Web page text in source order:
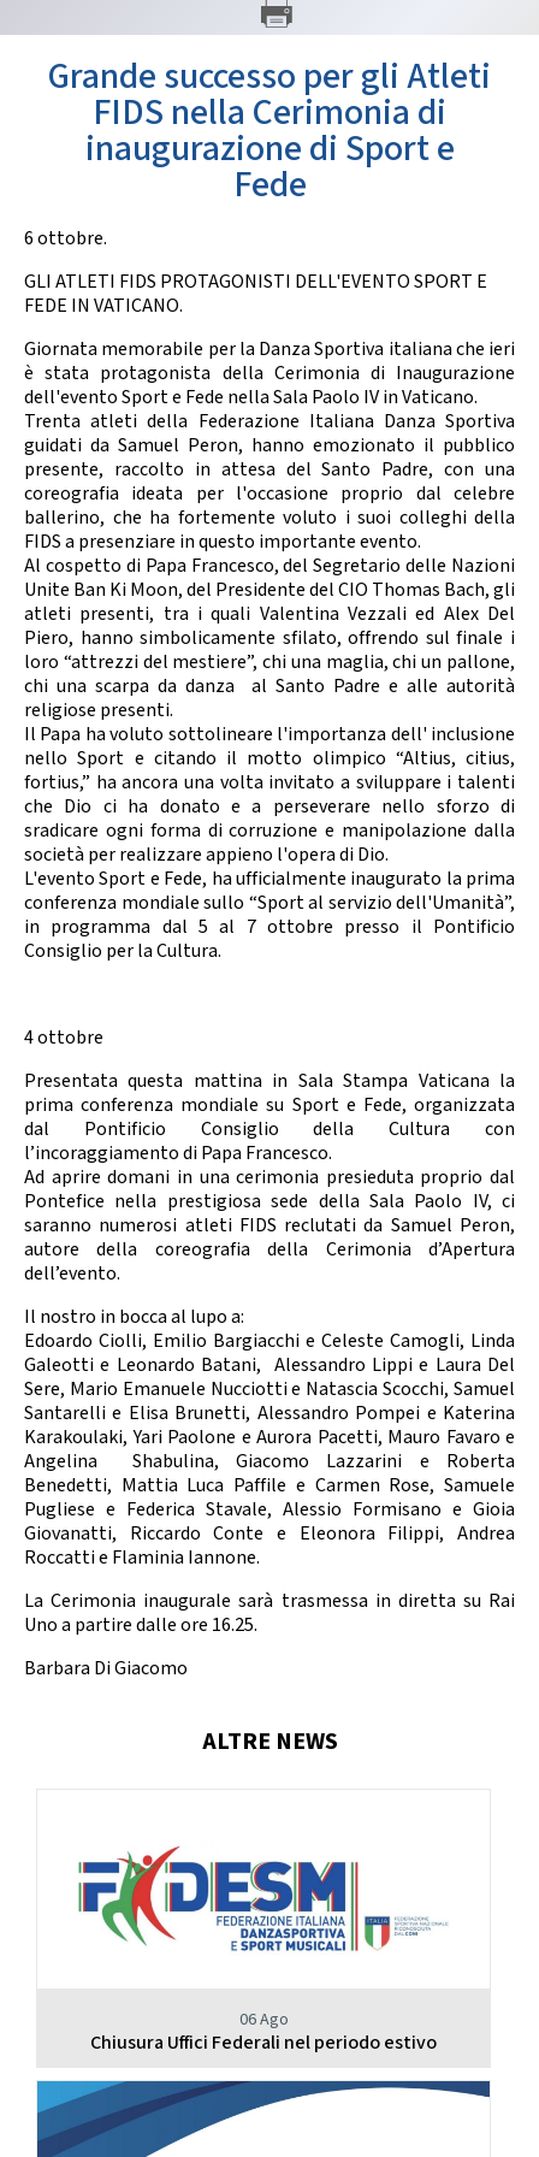
GARE
Formazione Albo Soci
Calendario Gare Media
Grande successo per gli Atleti
FIDS nella Cerimonia di
inaugurazione di Sport e
Fede
6 ottobre.
GLI ATLETI FIDS PROTAGONISTI DELL'EVENTO SPORT E
FEDE IN VATICANO.
Giornata memorabile per la Danza Sportiva italiana che ieri
è stata protagonista della Cerimonia di Inaugurazione
dell'evento Sport e Fede nella Sala Paolo IV in Vaticano.
Trenta atleti della Federazione Italiana Danza Sportiva
guidati da Samuel Peron, hanno emozionato il pubblico
presente, raccolto in attesa del Santo Padre, con una
coreografia ideata per l'occasione proprio dal celebre
ballerino, che ha fortemente voluto i suoi colleghi della
FIDS a presenziare in questo importante evento.
Al cospetto di Papa Francesco, del Segretario delle Nazioni
Unite Ban Ki Moon, del Presidente del CIO Thomas Bach, gli
atleti presenti, tra i quali Valentina Vezzali ed Alex Del
Piero, hanno simbolicamente sfilato, offrendo sul finale i
loro “attrezzi del mestiere”, chi una maglia, chi un pallone,
chi una scarpa da danza al Santo Padre e alle autorità
religiose presenti.
Il Papa ha voluto sottolineare l'importanza dell' inclusione
nello Sport e citando il motto olimpico “Altius, citius,
fortius,” ha ancora una volta invitato a sviluppare i talenti
che Dio ci ha donato e a perseverare nello sforzo di
sradicare ogni forma di corruzione e manipolazione dalla
società per realizzare appieno l'opera di Dio.
L'evento Sport e Fede, ha ufficialmente inaugurato la prima
conferenza mondiale sullo “Sport al servizio dell'Umanità”,
in programma dal 5 al 7 ottobre presso il Pontificio
Consiglio per la Cultura.
4 ottobre
Presentata questa mattina in Sala Stampa Vaticana la
prima conferenza mondiale su Sport e Fede, organizzata
dal Pontificio Consiglio della Cultura con
l’incoraggiamento di Papa Francesco.
Ad aprire domani in una cerimonia presieduta proprio dal
Pontefice nella prestigiosa sede della Sala Paolo IV, ci
saranno numerosi atleti FIDS reclutati da Samuel Peron,
autore della coreografia della Cerimonia d’Apertura
dell’evento.
Il nostro in bocca al lupo a:
Edoardo Ciolli, Emilio Bargiacchi e Celeste Camogli, Linda
Galeotti e Leonardo Batani, Alessandro Lippi e Laura Del
Sere, Mario Emanuele Nucciotti e Natascia Scocchi, Samuel
Santarelli e Elisa Brunetti, Alessandro Pompei e Katerina
Karakoulaki, Yari Paolone e Aurora Pacetti, Mauro Favaro e
Angelina Shabulina, Giacomo Lazzarini e Roberta
Benedetti, Mattia Luca Paffile e Carmen Rose, Samuele
Pugliese e Federica Stavale, Alessio Formisano e Gioia
Giovanatti, Riccardo Conte e Eleonora Filippi, Andrea
Roccatti e Flaminia Iannone.
La Cerimonia inaugurale sarà trasmessa in diretta su Rai
Uno a partire dalle ore 16.25.
Barbara Di Giacomo
ALTRE NEWS
06 Ago
Chiusura Uffici Federali nel periodo estivo